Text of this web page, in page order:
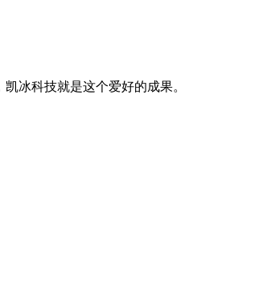
冰科技就是这个爱好的成果。